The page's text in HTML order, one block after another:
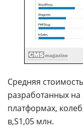
Средняя
разработанных
платформах,
1,05 млн.